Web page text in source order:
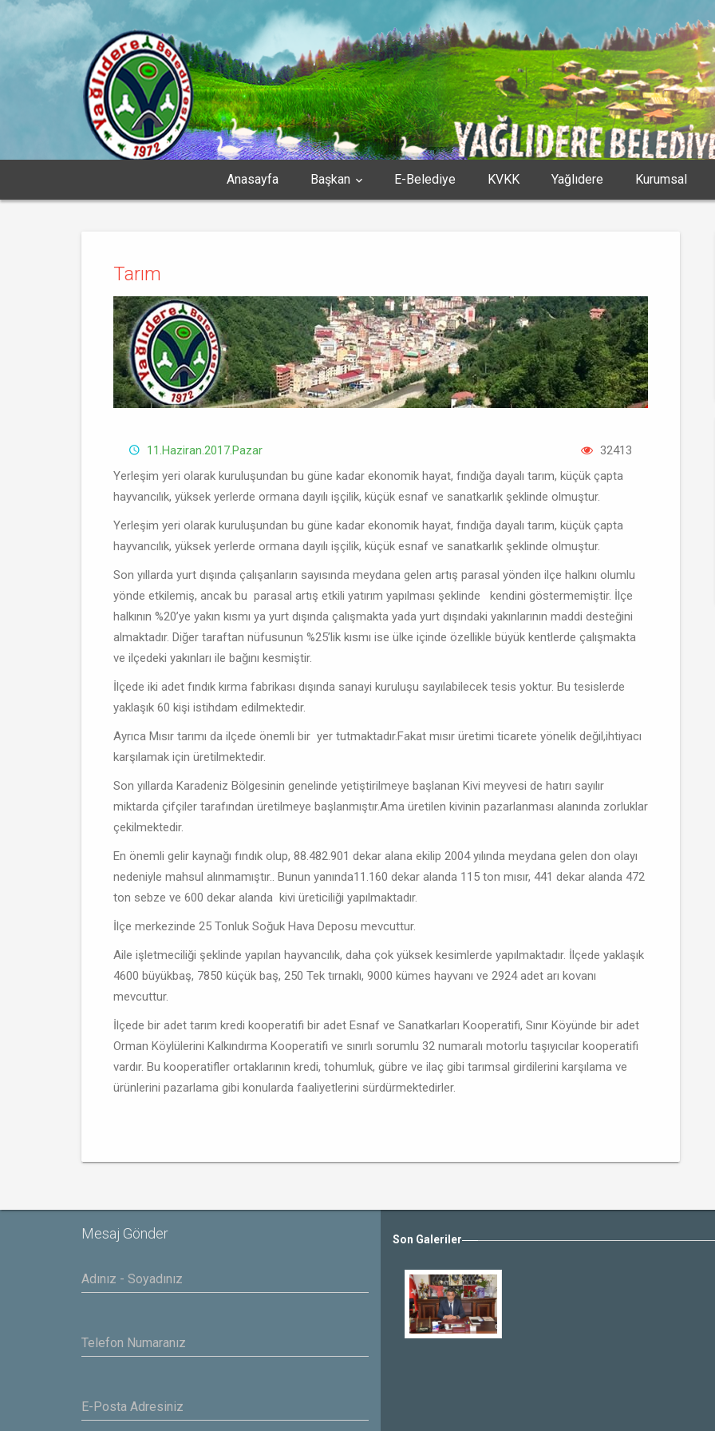
Anasayfa Başkan E-Belediye KVKK Yağlıdere Kurumsal
Tarım
11.Haziran.2017.Pazar
32413
Yerleşim yeri olarak kuruluşundan bu güne kadar ekonomik hayat, fındığa dayalı tarım, küçük çapta
hayvancılık, yüksek yerlerde ormana dayılı işçilik, küçük esnaf ve sanatkarlık şeklinde olmuştur.
Yerleşim yeri olarak kuruluşundan bu güne kadar ekonomik hayat, fındığa dayalı tarım, küçük çapta
hayvancılık, yüksek yerlerde ormana dayılı işçilik, küçük esnaf ve sanatkarlık şeklinde olmuştur.
Son yıllarda yurt dışında çalışanların sayısında meydana gelen artış parasal yönden ilçe halkını olumlu
yönde etkilemiş, ancak bu parasal artış etkili yatırım yapılması şeklinde kendini göstermemiştir. İlçe
halkının %20’ye yakın kısmı ya yurt dışında çalışmakta yada yurt dışındaki yakınlarının maddi desteğini
almaktadır. Diğer taraftan nüfusunun %25’lik kısmı ise ülke içinde özellikle büyük kentlerde çalışmakta
ve ilçedeki yakınları ile bağını kesmiştir.
İlçede iki adet fındık kırma fabrikası dışında sanayi kuruluşu sayılabilecek tesis yoktur. Bu tesislerde
yaklaşık 60 kişi istihdam edilmektedir.
Ayrıca Mısır tarımı da ilçede önemli bir yer tutmaktadır.Fakat mısır üretimi ticarete yönelik değil,ihtiyacı
karşılamak için üretilmektedir.
Son yıllarda Karadeniz Bölgesinin genelinde yetiştirilmeye başlanan Kivi meyvesi de hatırı sayılır
miktarda çifçiler tarafından üretilmeye başlanmıştır.Ama üretilen kivinin pazarlanması alanında zorluklar
çekilmektedir.
En önemli gelir kaynağı fındık olup, 88.482.901 dekar alana ekilip 2004 yılında meydana gelen don olayı
nedeniyle mahsul alınmamıştır.. Bunun yanında11.160 dekar alanda 115 ton mısır, 441 dekar alanda 472
ton sebze ve 600 dekar alanda kivi üreticiliği yapılmaktadır.
İlçe merkezinde 25 Tonluk Soğuk Hava Deposu mevcuttur.
Aile işletmeciliği şeklinde yapılan hayvancılık, daha çok yüksek kesimlerde yapılmaktadır. İlçede yaklaşık
4600 büyükbaş, 7850 küçük baş, 250 Tek tırnaklı, 9000 kümes hayvanı ve 2924 adet arı kovanı
mevcuttur.
İlçede bir adet tarım kredi kooperatifi bir adet Esnaf ve Sanatkarları Kooperatifi, Sınır Köyünde bir adet
Orman Köylülerini Kalkındırma Kooperatifi ve sınırlı sorumlu 32 numaralı motorlu taşıyıcılar kooperatifi
vardır. Bu kooperatifler ortaklarının kredi, tohumluk, gübre ve ilaç gibi tarımsal girdilerini karşılama ve
ürünlerini pazarlama gibi konularda faaliyetlerini sürdürmektedirler.
Mesaj Gönder Son Galeriler
Yasar